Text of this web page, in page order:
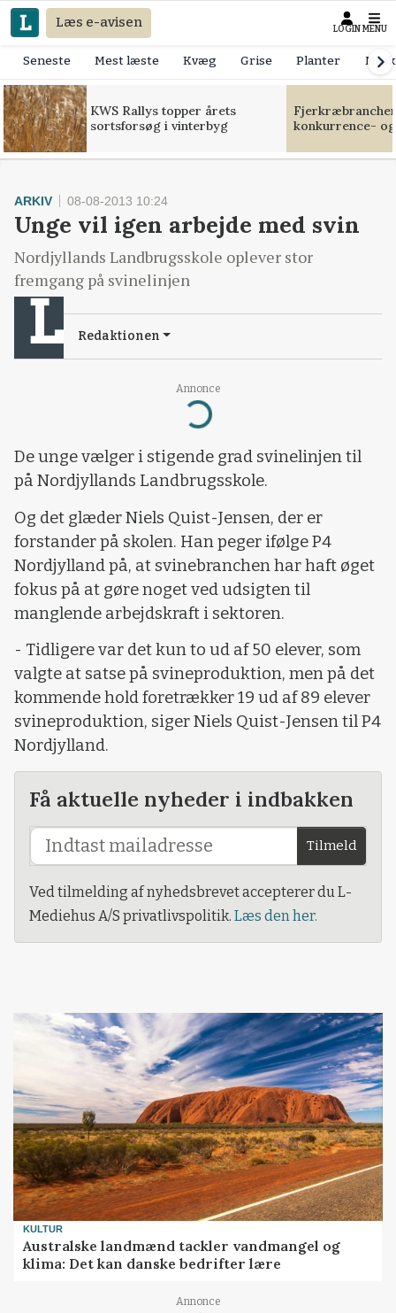
Læs e-avisen LOGIN MENU
Seneste Mest læste Kvæg Grise Planter
KWS Rallys topper årets
sortsforsøg i vinterbyg
konkurrence-
Annonce
Loading...
ARKIV 08-08-2013 10:24
Unge vil igen arbejde med svin
Nordjyllands Landbrugsskole oplever stor
fremgang på svinelinjen
Redaktionen
De unge vælger i stigende grad svinelinjen til
på Nordjyllands Landbrugsskole.
Og det glæder Niels Quist-Jensen, der er
forstander på skolen. Han peger ifølge P4
Nordjylland på, at svinebranchen har haft øget
fokus på at gøre noget ved udsigten til
manglende arbejdskraft i sektoren.
- Tidligere var det kun to ud af 50 elever, som
valgte at satse på svineproduktion, men på det
kommende hold foretrækker 19 ud af 89 elever
svineproduktion, siger Niels Quist-Jensen til P4
Nordjylland.
Få aktuelle nyheder i indbakken
Tilmeld
Ved tilmelding af nyhedsbrevet accepterer du L-
Mediehus A/S privatlivspolitik. Læs den her.
KULTUR
Australske landmænd tackler vandmangel og
klima: Det kan danske bedrifter lære
Annonce